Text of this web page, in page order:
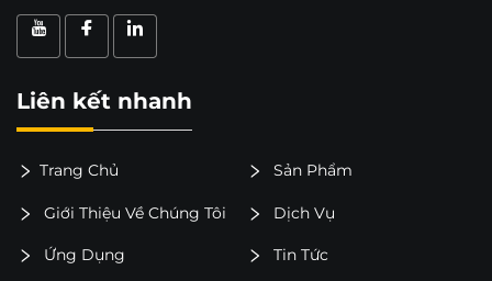
Liên kết nhanh
Trang Chủ Sản Phẩm
Giới Thiệu Về Chúng Tôi Dịch Vụ
Ứng Dụng Tin Tức